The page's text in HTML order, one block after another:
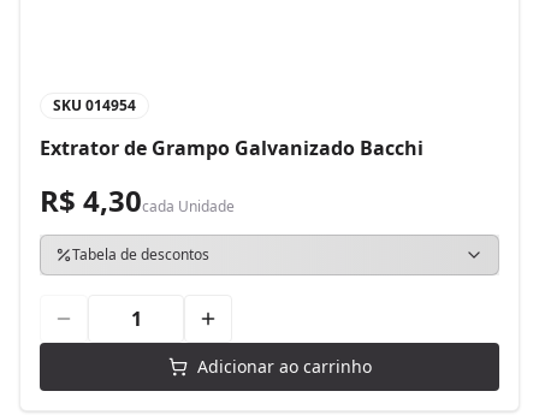
SKU 014954
Extrator de Grampo Galvanizado Bacchi
R$ 4,30cada Unidade
Tabela de descontos
Adicionar ao carrinho